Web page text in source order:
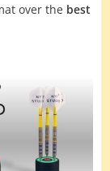
over the best